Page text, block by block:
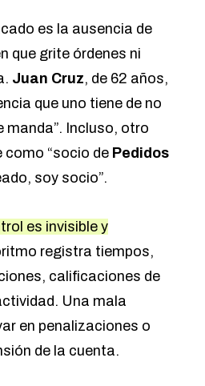
es la ausencia de
que grite órdenes ni
Juan Cruz, de 62 años,
que uno tiene de no
manda”. Incluso, otro
como “socio de Pedidos
soy socio”.
es invisible y
registra tiempos,
calificaciones de
Una mala
en penalizaciones o
de la cuenta.